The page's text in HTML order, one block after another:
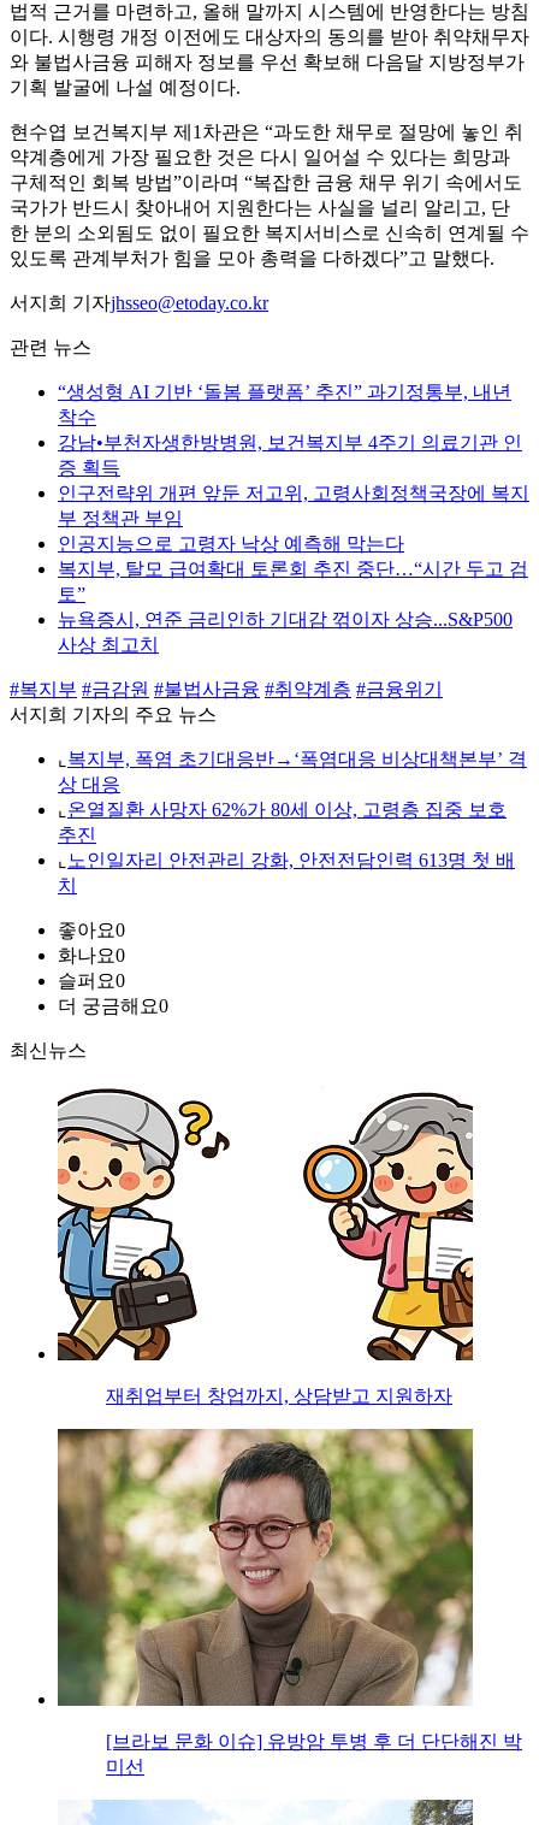
법적 근거를 마련하고, 올해 말까지 시스템에 반영한다는 방침
이다. 시행령 개정 이전에도 대상자의 동의를 받아 취약채무자
와 불법사금융 피해자 정보를 우선 확보해 다음달 지방정부가
기획 발굴에 나설 예정이다.
현수엽 보건복지부 제1차관은 “과도한 채무로 절망에 놓인 취
약계층에게 가장 필요한 것은 다시 일어설 수 있다는 희망과
구체적인 회복 방법”이라며 “복잡한 금융 채무 위기 속에서도
국가가 반드시 찾아내어 지원한다는 사실을 널리 알리고, 단
한 분의 소외됨도 없이 필요한 복지서비스로 신속히 연계될 수
있도록 관계부처가 힘을 모아 총력을 다하겠다”고 말했다.
서지희 기자jhsseo@etoday.co.kr
관련 뉴스
“생성형 AI 기반 ‘돌봄 플랫폼’ 추진” 과기정통부, 내년
착수
강남•부천자생한방병원, 보건복지부 4주기 의료기관 인
증 획득
인구전략위 개편 앞둔 저고위, 고령사회정책국장에 복지
부 정책관 부임
인공지능으로 고령자 낙상 예측해 막는다
복지부, 탈모 급여확대 토론회 추진 중단…“시간 두고 검
토”
뉴욕증시, 연준 금리인하 기대감 꺾이자 상승...S&P500
사상 최고치
#복지부 #금감원 #불법사금융 #취약계층 #금융위기
서지희 기자의 주요 뉴스
⌞ 복지부, 폭염 초기대응반→‘폭염대응 비상대책본부’ 격
상 대응
⌞ 온열질환 사망자 62%가 80세 이상, 고령층 집중 보호
추진
⌞ 노인일자리 안전관리 강화, 안전전담인력 613명 첫 배
치
좋아요0
화나요0
슬퍼요0
더 궁금해요0
최신뉴스
재취업부터 창업까지, 상담받고 지원하자
[브라보 문화 이슈] 유방암 투병 후 더 단단해진 박
미선